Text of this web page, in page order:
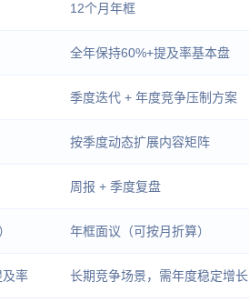
12个月年框
全年保持60%+提及率基本盘
季度迭代 + 年度竞争压制方案
按季度动态扩展内容矩阵
周报 + 季度复盘
年框面议（可按月折算）
及率 长期竞争场景，需年度稳定增长